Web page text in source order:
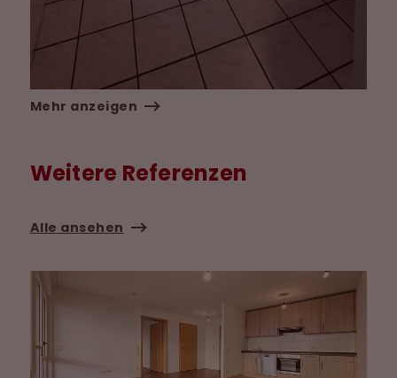
Mehr anzeigen
Weitere Referenzen
Alle ansehen